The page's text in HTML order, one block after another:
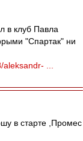
в клуб Павла
"Спартак" ни
...
в старте ,Промес